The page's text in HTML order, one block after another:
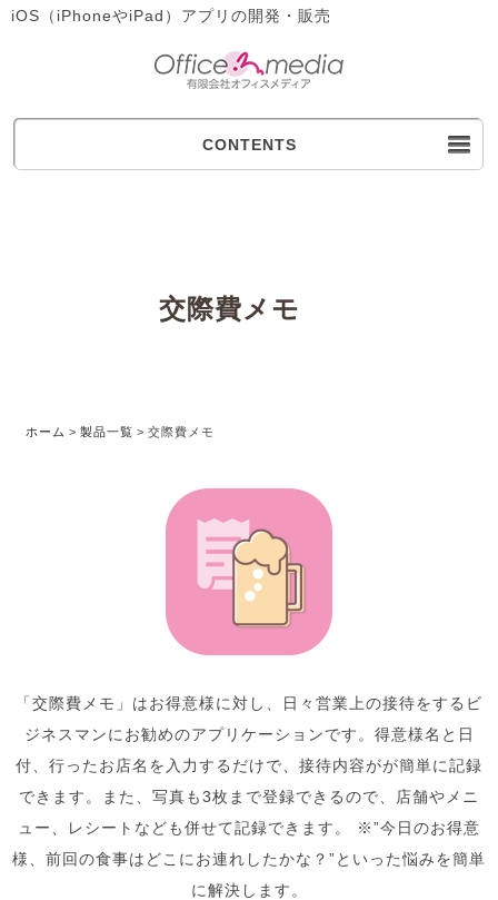
iOS（iPhoneやiPad）アプリの開発・販売
CONTENTS
交際費メモ
ホーム > 製品一覧 > 交際費メモ
「交際費メモ」はお得意様に対し、日々営業上の接待をするビ
ジネスマンにお勧めのアプリケーションです。得意様名と日
付、行ったお店名を入力するだけで、接待内容がが簡単に記録
できます。また、写真も3枚まで登録できるので、店舗やメニ
ュー、レシートなども併せて記録できます。 ※”今日のお得意
様、前回の食事はどこにお連れしたかな？”といった悩みを簡単
に解決します。